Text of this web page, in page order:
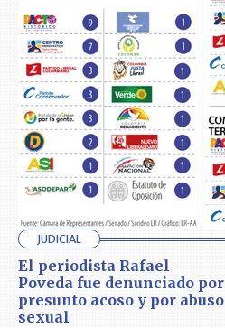
JUDICIAL
El periodista Rafael
Poveda fue denunciado por
presunto acoso y por abuso
sexual